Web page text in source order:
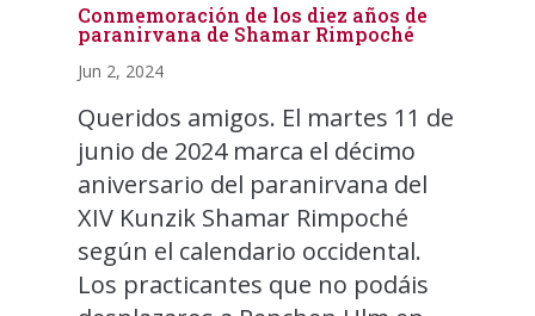
Conmemoración de los diez años de
paranirvana de Shamar Rimpoché
Jun 2, 2024
Queridos amigos. El martes 11 de
junio de 2024 marca el décimo
aniversario del paranirvana del
XIV Kunzik Shamar Rimpoché
según el calendario occidental.
Los practicantes que no podáis